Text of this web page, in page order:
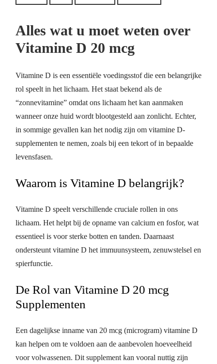
Alles wat u moet weten over
Vitamine D 20 mcg
Vitamine D is een essentiële voedingsstof die een belangrijke
rol speelt in het lichaam. Het staat bekend als de
“zonnevitamine” omdat ons lichaam het kan aanmaken
wanneer onze huid wordt blootgesteld aan zonlicht. Echter,
in sommige gevallen kan het nodig zijn om vitamine D-
supplementen te nemen, zoals bij een tekort of in bepaalde
levensfasen.
Waarom is Vitamine D belangrijk?
Vitamine D speelt verschillende cruciale rollen in ons
lichaam. Het helpt bij de opname van calcium en fosfor, wat
essentieel is voor sterke botten en tanden. Daarnaast
ondersteunt vitamine D het immuunsysteem, zenuwstelsel en
spierfunctie.
De Rol van Vitamine D 20 mcg
Supplementen
Een dagelijkse inname van 20 mcg (microgram) vitamine D
kan helpen om te voldoen aan de aanbevolen hoeveelheid
voor volwassenen. Dit supplement kan vooral nuttig zijn